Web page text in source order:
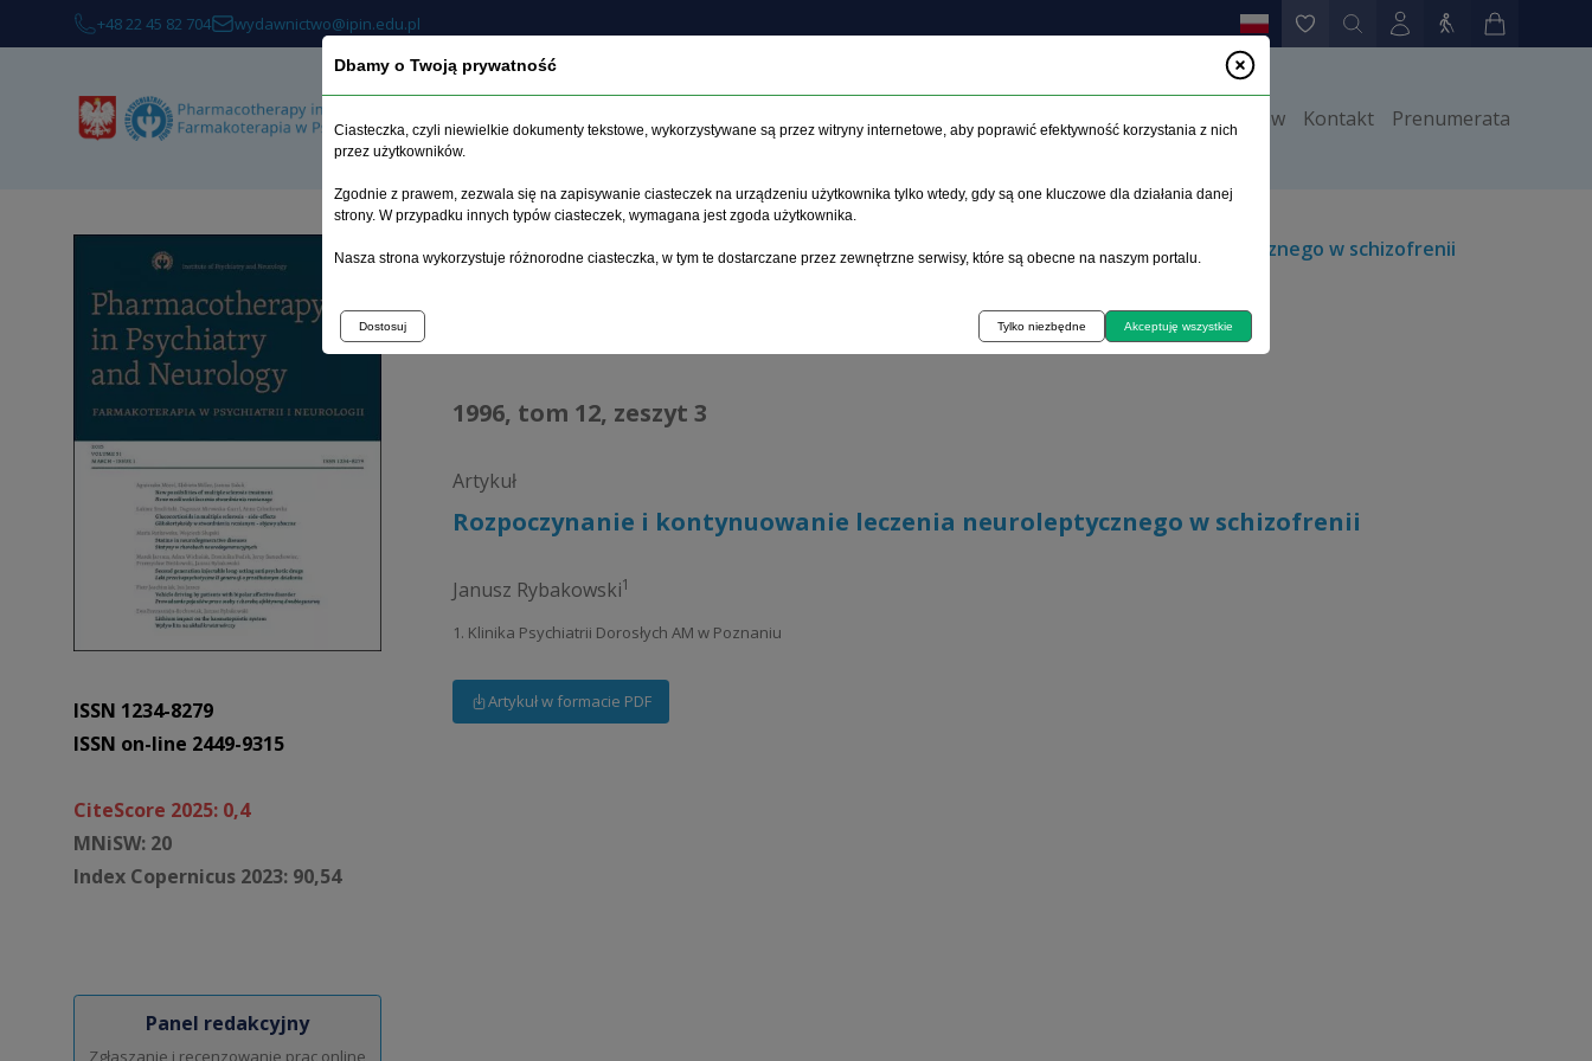
+48 22 45 82 704 wydawnictwo@ipin.edu.pl
O czasopiśmie Zeszyt aktualny Archiwum Artykuły Instrukcje dla autorów Kontakt Prenumerata
ISSN 1234-8279
ISSN on-line 2449-9315
CiteScore 2025: 0,4
MNiSW: 20
Index Copernicus 2023: 90,54
Panel redakcyjny
Zgłaszanie i recenzowanie prac online
Strona główna >Archiwum>zeszyt 3>Rozpoczynanie i kontynuowanie leczenia neuroleptycznego w schizofrenii
1996, tom 12, zeszyt 3
Artykuł
Rozpoczynanie i kontynuowanie leczenia neuroleptycznego w schizofrenii
Janusz Rybakowski1
1. Klinika Psychiatrii Dorosłych AM w Poznaniu
Artykuł w formacie PDF
Dbamy o Twoją prywatność
Ciasteczka, czyli niewielkie dokumenty tekstowe, wykorzystywane są przez witryny internetowe, aby poprawić efektywność korzystania z nich
przez użytkowników.
Zgodnie z prawem, zezwala się na zapisywanie ciasteczek na urządzeniu użytkownika tylko wtedy, gdy są one kluczowe dla działania danej
strony. W przypadku innych typów ciasteczek, wymagana jest zgoda użytkownika.
Nasza strona wykorzystuje różnorodne ciasteczka, w tym te dostarczane przez zewnętrzne serwisy, które są obecne na naszym portalu.
Dostosuj Tylko niezbędne Akceptuję wszystkie